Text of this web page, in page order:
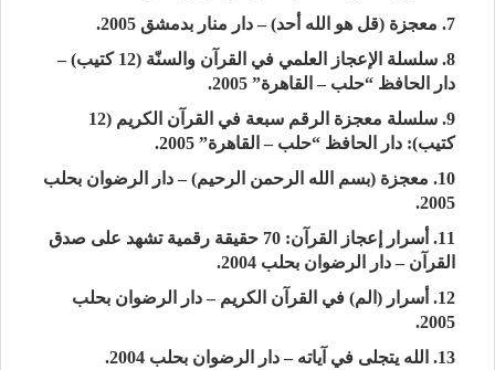
7. معجزة (قل هو الله أحد) – دار منار بدمشق 2005.
8. سلسلة الإعجاز العلمي في القرآن والسنّة (12 كتيب) –
دار الحافظ “حلب – القاهرة” 2005.
9. سلسلة معجزة الرقم سبعة في القرآن الكريم (12
كتيب): دار الحافظ “حلب – القاهرة” 2005.
10. معجزة (بسم الله الرحمن الرحيم) – دار الرضوان بحلب
2005.
11. أسرار إعجاز القرآن: 70 حقيقة رقمية تشهد على صدق
القرآن – دار الرضوان بحلب 2004.
12. أسرار (الم) في القرآن الكريم – دار الرضوان بحلب
2005.
13. الله يتجلى في آياته – دار الرضوان بحلب 2004.